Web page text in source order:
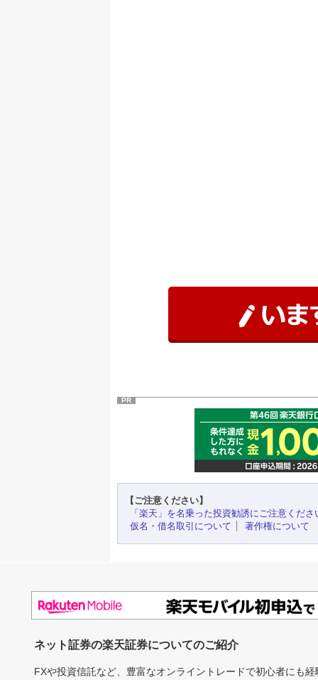
PR
【ご注意ください】
「楽天」を名乗った投資勧誘にご注意くださ
仮名・借名取引について
著作権について
ネット証券の楽天証券についてのご紹介
FXや投資信託など、豊富なオンライントレードで初心者にも